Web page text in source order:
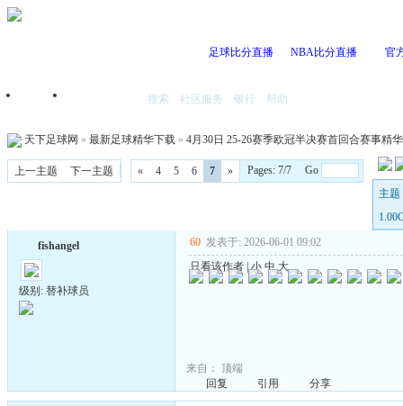
足球比分直播 NBA比分直播 官
首页 搜索 社区服务 银行 帮助
天下足球网 » 最新足球精华下载 » 4月30日 25-26赛季欧冠半决赛首回合赛事精
上一主题 下一主题 « 4 5 6 7 »
Pages: 7/7 Go
主题
fishangel
级别: 替补球员
60 发表于: 2026-06-01 09:02
只看该作者 |小 中 大
来自： 顶端
回复
引用 分享